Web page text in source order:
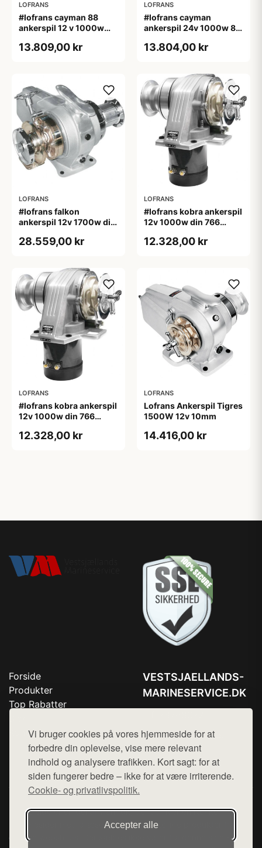
Vi bruger cookies på vores hjemmeside for at
forbedre din oplevelse, vise mere relevant
indhold og analysere trafikken. Kort sagt: for at
siden fungerer bedre – ikke for at være irriterende.
Cookie- og privatlivspolitik.
Accepter alle
LOFRANS
#lofrans cayman 88
ankerspil 12 v 1000w
13.809,00 kr
LOFRANS
#lofrans cayman
ankerspil 24v 1000w 8
13.804,00 kr
LOFRANS
#lofrans falkon
ankerspil 12v 1700w din
28.559,00 kr
LOFRANS
#lofrans kobra ankerspil
12v 1000w din 766
12.328,00 kr
LOFRANS
#lofrans kobra ankerspil
12v 1000w din 766
12.328,00 kr
LOFRANS
Lofrans Ankerspil Tigres
1500W 12v 10mm
14.416,00 kr
Forside
Produkter
Top Rabatter
Kontakt
VESTSJAELLANDS-
MARINESERVICE.DK
Mail:hej@want.dk
Cookie- og privatlivspolitik
Denne side er en del af want.dk, der udgiver en række
hjemmesider med præsentation af forskellige produkter fra
diverse webshops. Der sælges ikke varer fra denne side - vi